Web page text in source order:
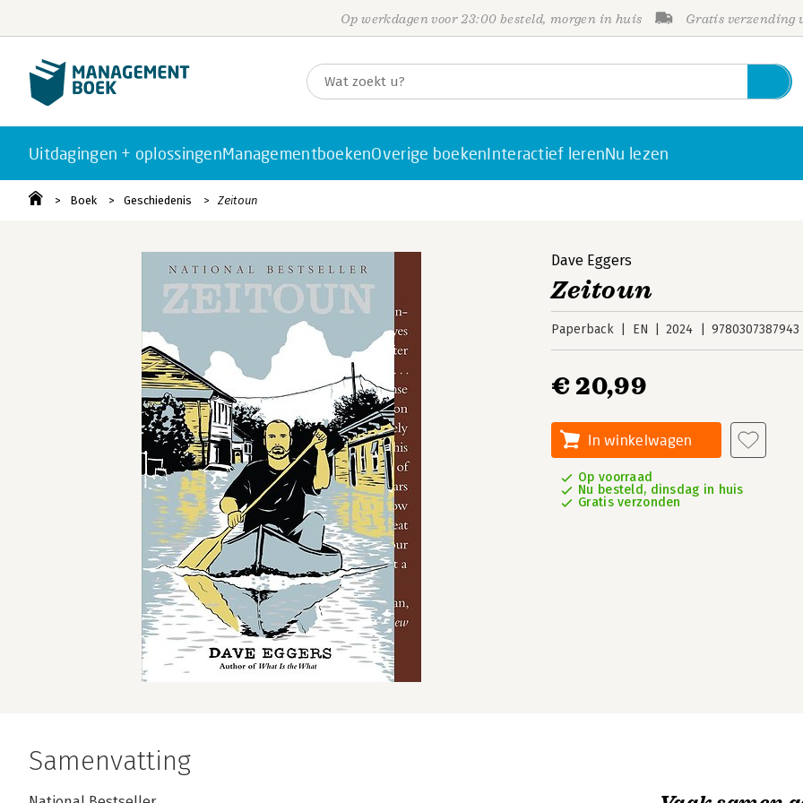
Op werkdagen voor 23:00 besteld, morgen in huis Gratis verzending
Uitdagingen + oplossingenManagementboekenOverige boekenInteractief lerenNu lezen
Boek Geschiedenis Zeitoun
Dave Eggers
Zeitoun
Paperback EN 2024 9780307387943
€ 20,99
In winkelwagen
Op voorraad
Nu besteld, dinsdag in huis
Gratis verzonden
Samenvatting